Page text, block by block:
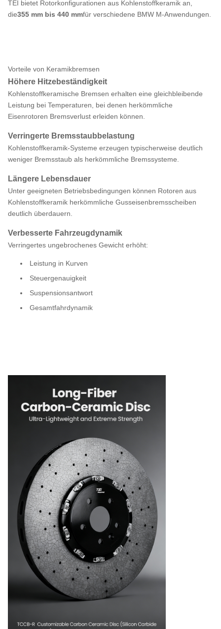
TEI bietet Rotorkonfigurationen aus Kohlenstoffkeramik an,
die355 mm bis 440 mmfür verschiedene BMW M-Anwendungen.
Vorteile von Keramikbremsen
Höhere Hitzebeständigkeit
Kohlenstoffkeramische Bremsen erhalten eine gleichbleibende
Leistung bei Temperaturen, bei denen herkömmliche
Eisenrotoren Bremsverlust erleiden können.
Verringerte Bremsstaubbelastung
Kohlenstoffkeramik-Systeme erzeugen typischerweise deutlich
weniger Bremsstaub als herkömmliche Bremssysteme.
Längere Lebensdauer
Unter geeigneten Betriebsbedingungen können Rotoren aus
Kohlenstoffkeramik herkömmliche Gusseisenbremsscheiben
deutlich überdauern.
Verbesserte Fahrzeugdynamik
Verringertes ungebrochenes Gewicht erhöht:
Leistung in Kurven
Steuergenauigkeit
Suspensionsantwort
Gesamtfahrdynamik